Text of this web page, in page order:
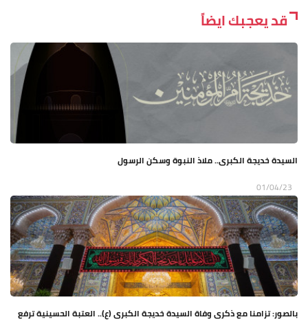
قد يعجبك ايضاً
السيدة خديجة الكبرى.. ملاذ النبوة وسكن الرسول
01/04/23
بالصور: تزامنا مع ذكرى وفاة السيدة خديجة الكبرى (ع).. العتبة الحسينية ترفع